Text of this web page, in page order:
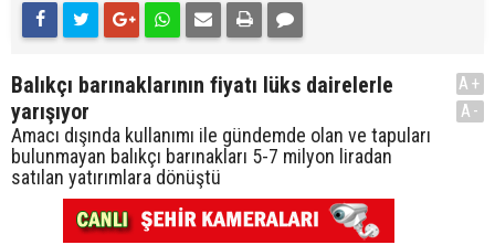
Balıkçı barınaklarının fiyatı lüks dairelerle
yarışıyor
Amacı dışında kullanımı ile gündemde olan ve tapuları
bulunmayan balıkçı barınakları 5-7 milyon liradan
satılan yatırımlara dönüştü
A+
A-